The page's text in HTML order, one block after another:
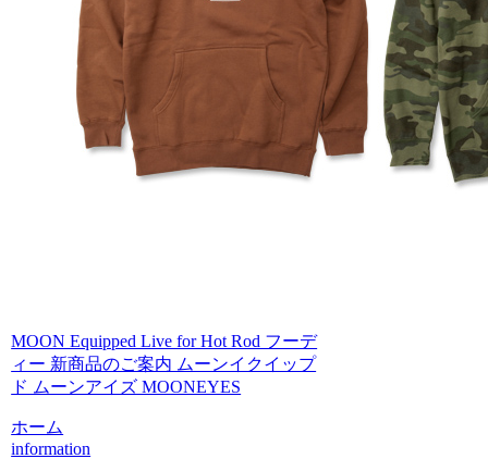
MOON Equipped Live for Hot Rod フーデ
ィー 新商品のご案内 ムーンイクイップ
ド ムーンアイズ MOONEYES
ホーム
information